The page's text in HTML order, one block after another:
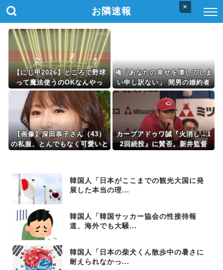
×
お隣速報
【にじ甲2026】ところで野球
って魔法使うのOKなんやっ
け？
俺「あなたの幸せを壊してしま
い申し訳ない」 間男の婚約者
「私は結婚する前でしたか
ら……..」 俺「そう言ってくだ
さると助かります」 間男婚約
者「でも本当は…」 そして離
婚後、間男婚約者と再会。語ら
れた本音とまさかの結果は…..
【画像】深田恭子さん（43）
の私服、とんでもなく可愛いと
カープアドゥワ誠『火消し→1
2回続投』に賛否。新井監督
韓国人「日本がここまでの観光大国に発
展した本当の理...
韓国人「韓国サッカー協会の性接待報
道、海外でも大騒...
韓国人「日本の柴犬くん散歩中の暑さに
耐えられなかっ...